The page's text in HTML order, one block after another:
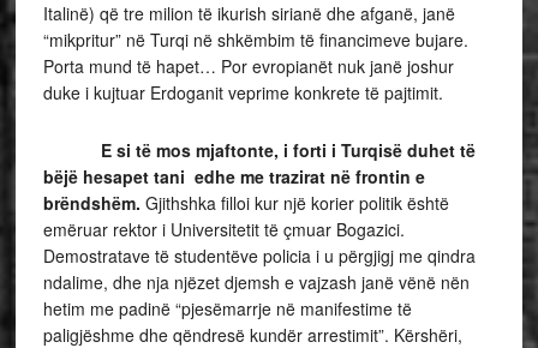
Italinë) që tre milion të ikurish sirianë dhe afganë, janë
“mikpritur” në Turqi në shkëmbim të financimeve bujare.
Porta mund të hapet… Por evropianët nuk janë joshur
duke i kujtuar Erdoganit veprime konkrete të pajtimit.
E si të mos mjaftonte, i forti i Turqisë duhet të
bëjë hesapet tani edhe me trazirat në frontin e
brëndshëm. Gjithshka filloi kur një korier politik është
emëruar rektor i Universitetit të çmuar Bogazici.
Demostratave të studentëve policia i u përgjigj me qindra
ndalime, dhe nja njëzet djemsh e vajzash janë vënë nën
hetim me padinë “pjesëmarrje në manifestime të
paligjëshme dhe qëndresë kundër arrestimit”. Kërshëri,